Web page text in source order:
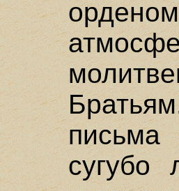
сугубо